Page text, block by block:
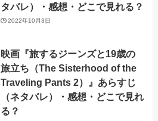
タバレ）・感想・どこで見れる？
2022年10月3日
映画『旅するジーンズと19歳の
旅立ち（The Sisterhood of the
Traveling Pants 2）』あらすじ
（ネタバレ）・感想・どこで見れ
る？